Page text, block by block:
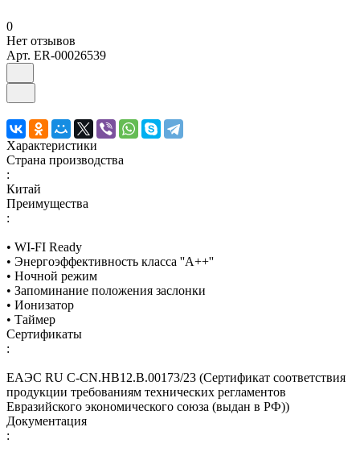
0
Нет отзывов
Арт. ER-00026539
Характеристики
Страна производства
:
Китай
Преимущества
:
• WI-FI Ready
• Энергоэффективность класса ''A++''
• Ночной режим
• Запоминание положения заслонки
• Ионизатор
• Таймер
Сертификаты
:
ЕАЭС RU С-CN.НВ12.В.00173/23 (Сертификат соответствия
продукции требованиям технических регламентов
Евразийского экономического союза (выдан в РФ))
Документация
: